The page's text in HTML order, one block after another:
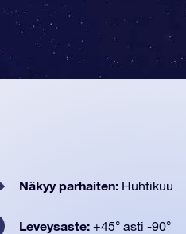
Näkyy parhaiten: Huhtikuu
Leveysaste: +45° asti -90°